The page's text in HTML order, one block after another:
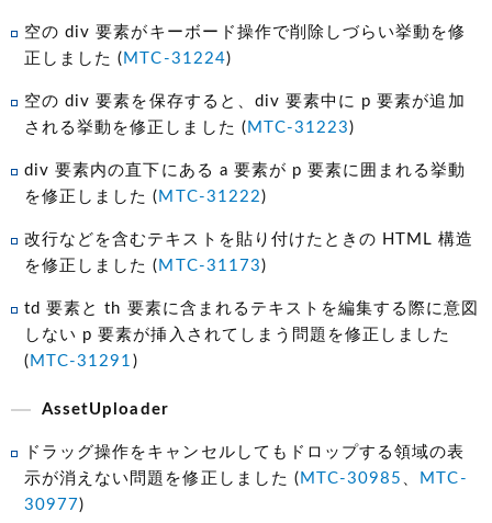
空の div 要素がキーボード操作で削除しづらい挙動を修
正しました ( MTC-31224)
空の div 要素を保存すると、div 要素中に p 要素が追加
される挙動を修正しました ( MTC-31223 )
div 要素内の直下にある a 要素が p 要素に囲まれる挙動
を修正しました ( MTC-31222 )
改行などを含むテキストを貼り付けたときの HTML 構造
を修正しました ( MTC-31173 )
td 要素と th 要素に含まれるテキストを編集する際に意図
しない p 要素が挿入されてしまう問題を修正しました
( MTC-31291 )
AssetUploader
ドラッグ操作をキャンセルしてもドロップする領域の表
示が消えない問題を修正しました ( MTC-30985 、
MTC-
30977 )